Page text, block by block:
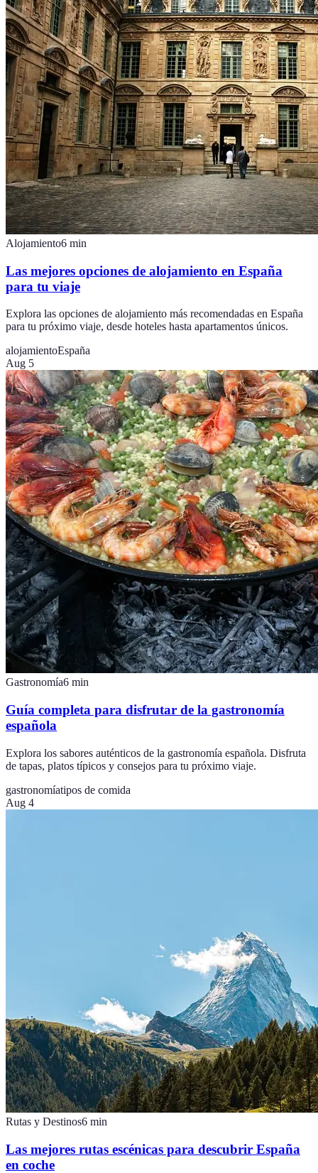
Alojamiento6 min
Las mejores opciones de alojamiento en España
para tu viaje
Explora las opciones de alojamiento más recomendadas en España
para tu próximo viaje, desde hoteles hasta apartamentos únicos.
alojamientoEspaña
Aug 5
Gastronomía6 min
Guía completa para disfrutar de la gastronomía
española
Explora los sabores auténticos de la gastronomía española. Disfruta
de tapas, platos típicos y consejos para tu próximo viaje.
gastronomíatipos de comida
Aug 4
Rutas y Destinos6 min
Las mejores rutas escénicas para descubrir España
en coche